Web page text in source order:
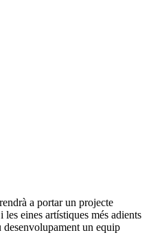
a portar un projecte
eines artístiques més adients
un equip